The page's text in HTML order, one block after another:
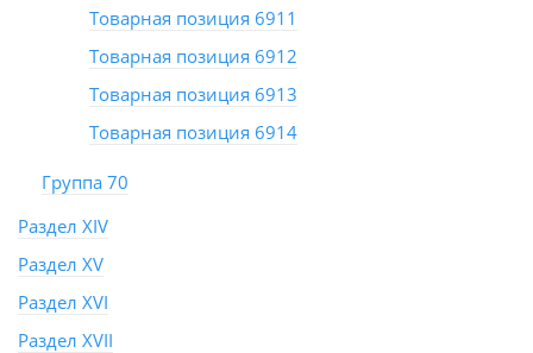
Товарная позиция 6911
Товарная позиция 6912
Товарная позиция 6913
Товарная позиция 6914
Группа 70
Раздел XIV
Раздел XV
Раздел XVI
Раздел XVII